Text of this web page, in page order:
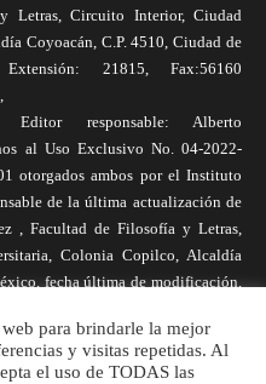
Letras, Circuito Interior, Ciudad
Coyoacán, C.P. 4510, Ciudad de
21815, Fax:56160
Editor responsable: Alberto
al Uso Exclusivo No. 04-2022-
otorgados ambos por el Instituto
de la última actualización de
, Facultad de Filosofía y Letras,
Colonia Copilco, Alcaldía
fecha última de modificación,
revista, ni de Universidad Nacional
de los contenidos de
para brindarle la mejor
y visitas repetidas. Al
el uso de TODAS las